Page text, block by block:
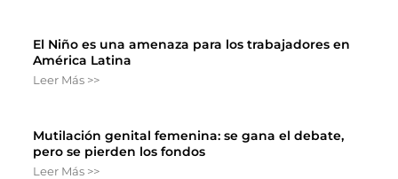
El Niño es una amenaza para los trabajadores en
América Latina
Leer Más >>
Mutilación genital femenina: se gana el debate,
pero se pierden los fondos
Leer Más >>